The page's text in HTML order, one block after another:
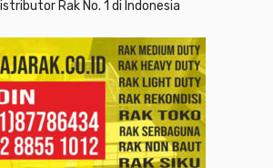
Rak No. 1 di Indonesia